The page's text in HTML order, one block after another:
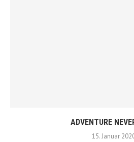
ADVENTURE
15. Januar